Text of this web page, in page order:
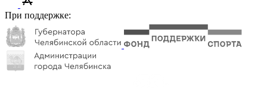
При поддержке: